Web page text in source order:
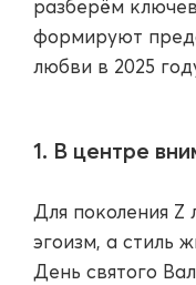
разберём
формируют
любви в 2025
1. В центре
Для поколения
эгоизм, а стиль
День святого